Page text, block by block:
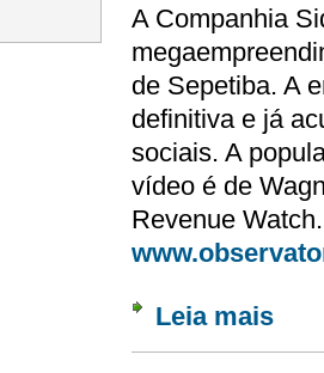
A Companhia
de Sepetiba. A
definitiva e já
sociais. A
vídeo é de
Revenue
Leia mais